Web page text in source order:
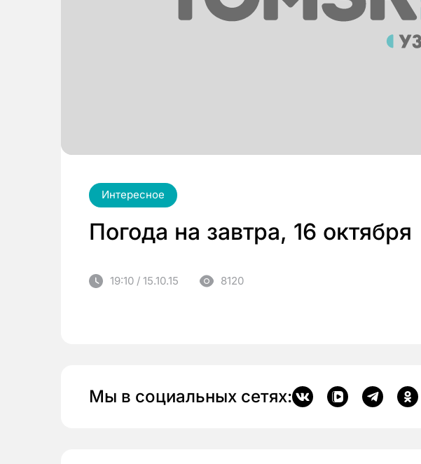
Интересное
Погода на завтра, 16 октября
19:10 / 15.10.15 8120
Мы в социальных сетях: